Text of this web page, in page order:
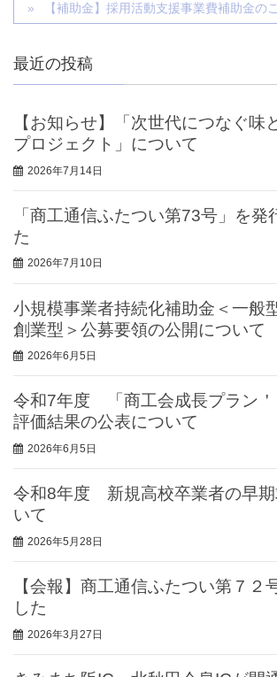
【補助金】採用活動支援事業費補助金の
最近の投稿
【お知らせ】「次世代につなぐ味
プロジェクト」について
2026年7月14日
「商工通信ふたつい第73号」を発
た
2026年7月10日
小規模事業者持続化補助金＜一般
創業型＞公募要領の公開について
2026年6月5日
令和7年度 「商工会成長プラン＇
評価結果の公表について
2026年6月5日
令和8年度 新規高校卒業者の早期
いて
2026年5月28日
【会報】商工通信ふたつい第７２
した
2026年3月27日